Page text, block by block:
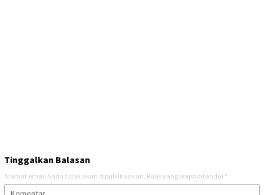
Tinggalkan Balasan
Alamat email Anda tidak akan dipublikasikan. Ruas yang wajib ditandai *